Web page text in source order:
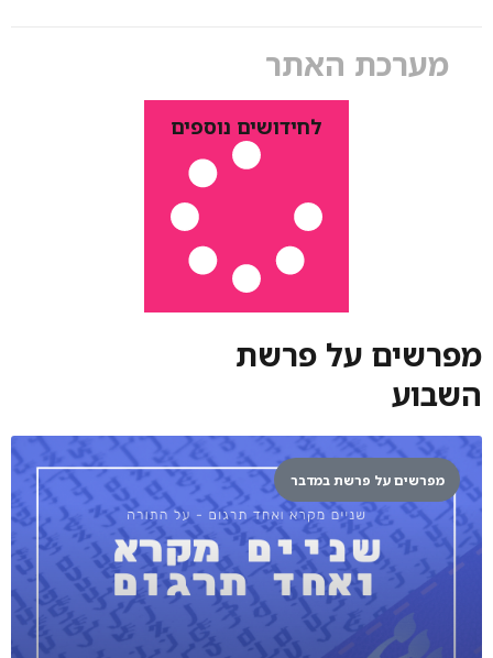
מערכת האתר
לחידושים נוספים
מפרשים על פרשת
השבוע
מפרשים על פרשת במדבר